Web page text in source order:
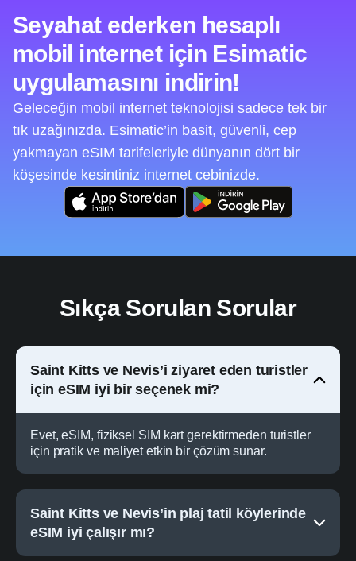
Seyahat ederken hesaplı
mobil internet için Esimatic
uygulamasını indirin!
Geleceğin mobil internet teknolojisi sadece tek bir
tık uzağınızda. Esimatic’in basit, güvenli, cep
yakmayan eSIM tarifeleriyle dünyanın dört bir
köşesinde kesintiniz internet cebinizde.
Sıkça Sorulan Sorular
Saint Kitts ve Nevis’i ziyaret eden turistler
için eSIM iyi bir seçenek mi?
Evet, eSIM, fiziksel SIM kart gerektirmeden turistler
için pratik ve maliyet etkin bir çözüm sunar.
Saint Kitts ve Nevis’in plaj tatil köylerinde
eSIM iyi çalışır mı?